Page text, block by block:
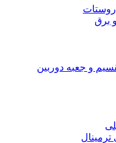
برق
و جعبه دوربین
ترمینال